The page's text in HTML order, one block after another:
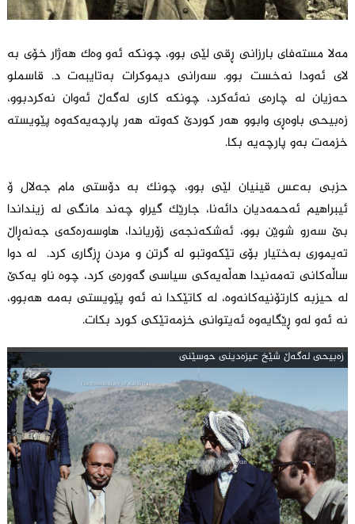
مەلا مستەفای بارزانی ڕقی لێی بوو، چونکە ئەو وەک هەژار خۆی بە
لای ئەودا نەخست بوو. سەرانی دیموکرات بەتایبەت د. قاسملو
حەزیان لە چارەی نەئەکرد، چونکە کاری لەگەڵ ئەوان نەکردبوو،
زەبیحی باوەڕی وابوو هەر کوردێ کەوتە هەر پارچەیەکەوە پێویستە
خزمەت بەو پارچەیە بکا.
حزبی بەعس قینیان لێی بوو، چونک بە دۆستی مام جەلال ۆ
ئیبراهیم ئەحمەدیان دائەنا، جارێک گیراو چەند مانگی لە زینداندا
بێ سەرو شوێن بوو، ئەشکەنجەی زۆریاندا، هاوسەرەکەی جەنەڕاڵ
تەیموری بەختیار بۆی تێکەوتبو لە گرتن و مردن ڕزگاری کرد. لە دوا
ساڵەکانی تەمەنیدا هەڵەیەکی سیاسی گەورەی کرد، چوە ناو یەکێ
لە حیزبە کارتۆنیەکانەوە، لە کاتێکدا نە ئەو پێویستی بەمە هەبوو،
نە ئەو لەو ڕێگایەوە ئەیتوانی خزمەتێکی کورد بکات.
زه‌بیحی له‌گه‌ڵ شێخ عیزه‌دینی حوسێنی